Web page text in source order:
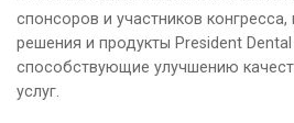
спонсоров и участников
решения и продукты President Dental
способствующие улучшению
услуг.